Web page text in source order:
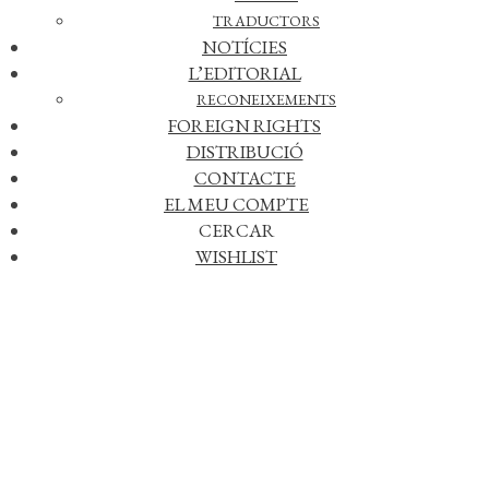
TRADUCTORS
NOTÍCIES
L’EDITORIAL
RECONEIXEMENTS
FOREIGN RIGHTS
DISTRIBUCIÓ
CONTACTE
EL MEU COMPTE
CERCAR
WISHLIST